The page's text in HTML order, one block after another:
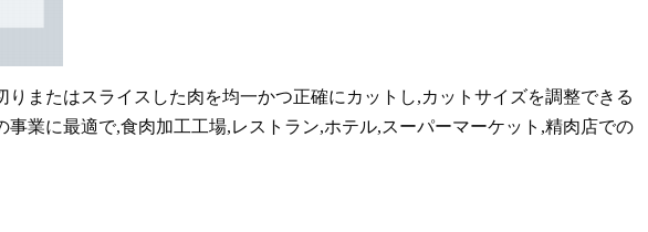
またはスライスした肉を均一かつ正確にカットし,カットサイズを調整できる
業に最適で,食肉加工工場,レストラン,ホテル,スーパーマーケット,精肉店での